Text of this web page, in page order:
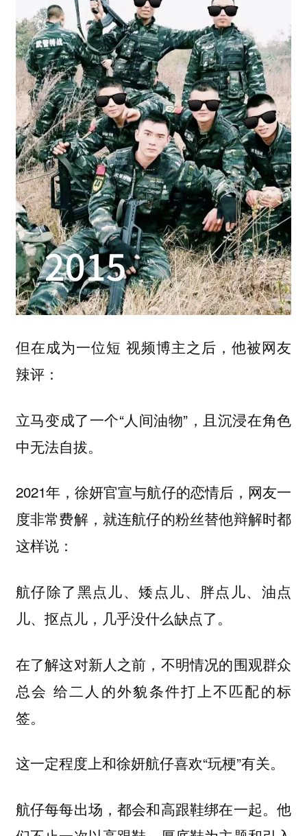
但在成为一位短 视频博主之后，他被网友
辣评：
立马变成了一个“人间油物”，且沉浸在角色
中无法自拔。
2021年，徐妍官宣与航仔的恋情后，网友一
度非常费解，就连航仔的粉丝替他辩解时都
这样说：
航仔除了黑点儿、矮点儿、胖点儿、油点
儿、抠点儿，几乎没什么缺点了。
在了解这对新人之前，不明情况的围观群众
总会 给二人的外貌条件打上不匹配的标
签。
这一定程度上和徐妍航仔喜欢“玩梗”有关。
航仔每每出场，都会和高跟鞋绑在一起。他